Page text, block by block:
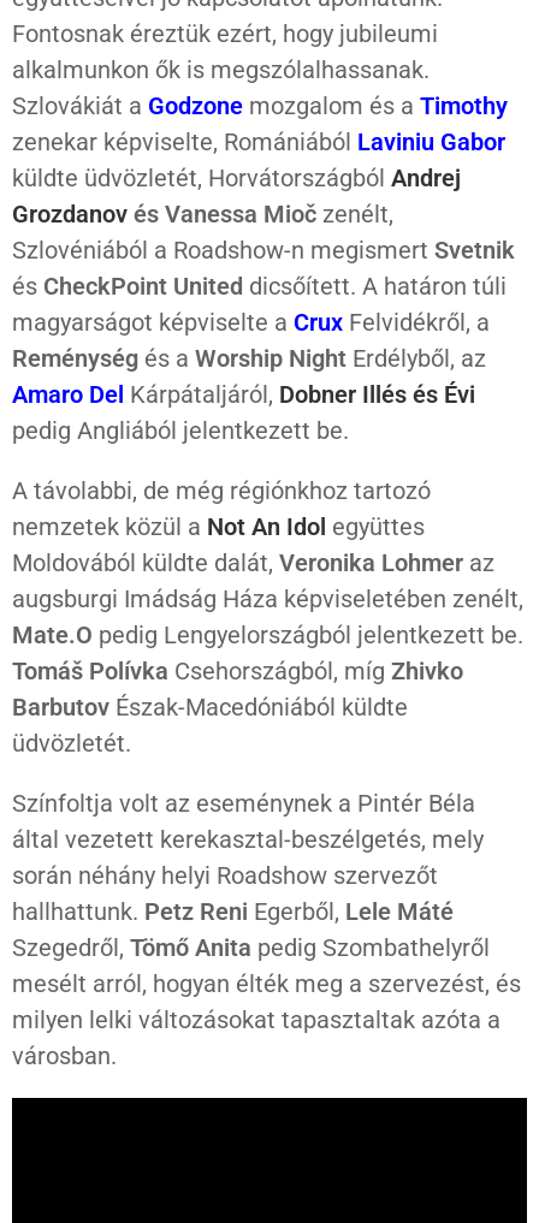
Fontosnak éreztük ezért, hogy jubileumi
alkalmunkon ők is megszólalhassanak.
Szlovákiát a Godzone mozgalom és a Timothy
zenekar képviselte, Romániából Laviniu Gabor
küldte üdvözletét, Horvátországból Andrej
Grozdanov és Vanessa Mioč zenélt,
Szlovéniából a Roadshow-n megismert Svetnik
és CheckPoint United dicsőített. A határon túli
magyarságot képviselte a Crux Felvidékről, a
Reménység és a Worship Night Erdélyből, az
Amaro Del Kárpátaljáról, Dobner Illés és Évi
pedig Angliából jelentkezett be.
A távolabbi, de még régiónkhoz tartozó
nemzetek közül a Not An Idol együttes
Moldovából küldte dalát, Veronika Lohmer az
augsburgi Imádság Háza képviseletében zenélt,
Mate.O pedig Lengyelországból jelentkezett be.
Tomáš Polívka Csehországból, míg Zhivko
Barbutov Észak-Macedóniából küldte
üdvözletét.
Színfoltja volt az eseménynek a Pintér Béla
által vezetett kerekasztal-beszélgetés, mely
során néhány helyi Roadshow szervezőt
hallhattunk. Petz Reni Egerből, Lele Máté
Szegedről, Tömő Anita pedig Szombathelyről
mesélt arról, hogyan élték meg a szervezést, és
milyen lelki változásokat tapasztaltak azóta a
városban.